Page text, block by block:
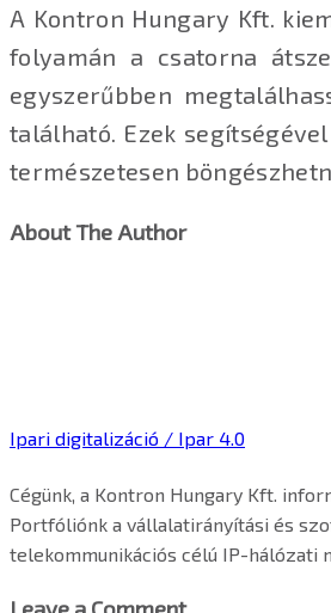
A Kontron Hungary Kft.
folyamán a csatorna
egyszerűbben
található. Ezek
természetesen
About The Author
Ipari digitalizáció / Ipar 4.0
Cégünk, a Kontron Hungary Kft.
Portfóliónk a vállalatirányítási és
telekommunikációs célú IP-hálózati